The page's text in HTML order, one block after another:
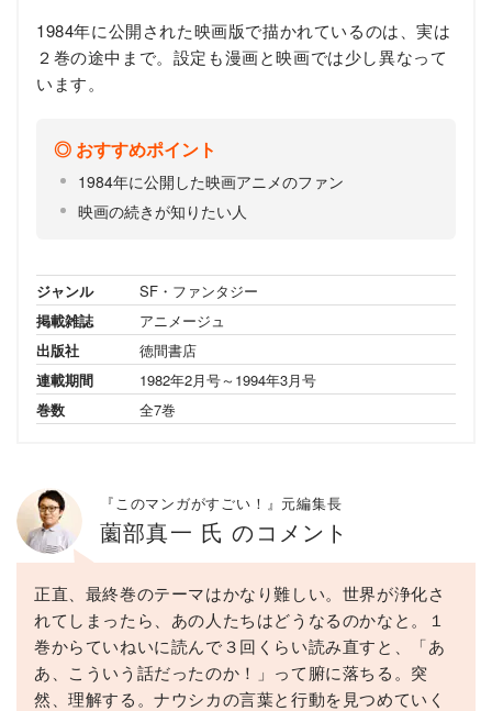
1984年に公開された映画版で描かれているのは、実は
２巻の途中まで。設定も漫画と映画では少し異なって
います。
おすすめポイント
1984年に公開した映画アニメのファン
映画の続きが知りたい人
ジャンル
SF・ファンタジー
掲載雑誌
アニメージュ
出版社
徳間書店
連載期間
1982年2月号～1994年3月号
巻数
全7巻
『このマンガがすごい！』元編集長
薗部真一 氏 のコメント
正直、最終巻のテーマはかなり難しい。世界が浄化さ
れてしまったら、あの人たちはどうなるのかなと。１
巻からていねいに読んで３回くらい読み直すと、「あ
あ、こういう話だったのか！」って腑に落ちる。突
然、理解する。ナウシカの言葉と行動を見つめていく